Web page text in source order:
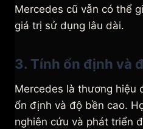
Mercedes cũ vẫn có thể
giá trị sử dụng lâu dài.
3. Tính ổn định và
Mercedes là thương hiệu
ổn định và độ bền cao.
nghiên cứu và phát triển